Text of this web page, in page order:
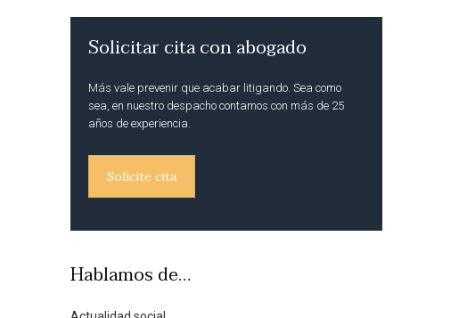
Solicitar cita con abogado
Más vale prevenir que acabar litigando. Sea como
sea, en nuestro despacho contamos con más de 25
años de experiencia.
Solicite cita
Hablamos de…